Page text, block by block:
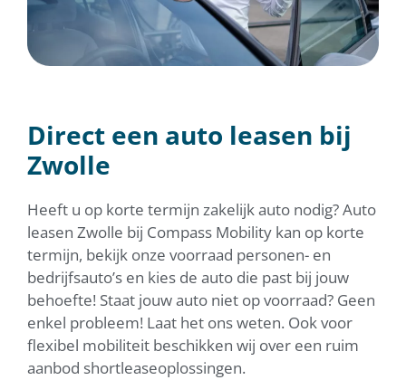
Direct een auto leasen bij
Zwolle
Heeft u op korte termijn zakelijk auto nodig? Auto
leasen Zwolle bij Compass Mobility kan op korte
termijn, bekijk onze voorraad personen- en
bedrijfsauto’s en kies de auto die past bij jouw
behoefte! Staat jouw auto niet op voorraad? Geen
enkel probleem! Laat het ons weten. Ook voor
flexibel mobiliteit beschikken wij over een ruim
aanbod shortleaseoplossingen.